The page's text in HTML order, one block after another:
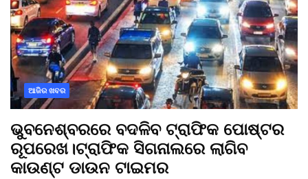
ଆଜିର ଖବର
ଭୁବନେଶ୍ବରରେ ବଦଳିବ ଟ୍ରାଫିକ ପୋଷ୍ଟର
ରୂପରେଖ।ଟ୍ରାଫିକ ସିଗନାଲରେ ଲାଗିବ
କାଉଣ୍ଟ ଡାଉନ ଟାଇମର